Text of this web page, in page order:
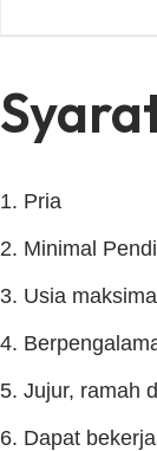
Pria
Minimal
Usia
Jujur, ramah
Dapat